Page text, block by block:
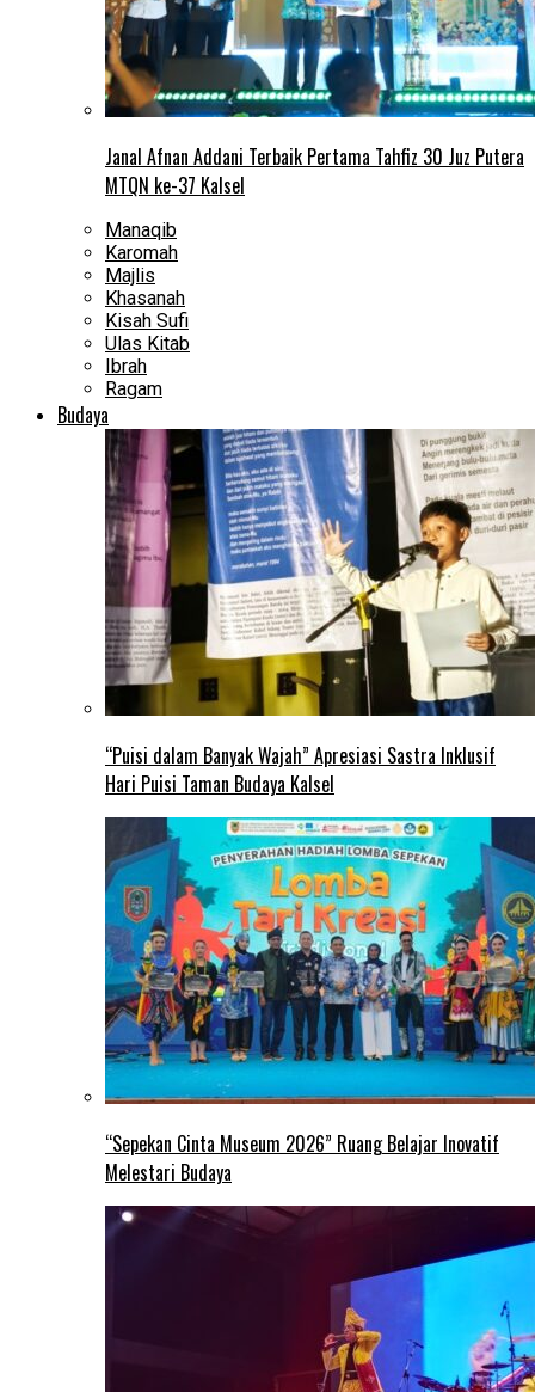
Janal Afnan Addani Terbaik Pertama Tahfiz 30 Juz Putera
MTQN ke-37 Kalsel
Manaqib
Karomah
Majlis
Khasanah
Kisah Sufi
Ulas Kitab
Ibrah
Ragam
Budaya
“Puisi dalam Banyak Wajah” Apresiasi Sastra Inklusif
Hari Puisi Taman Budaya Kalsel
“Sepekan Cinta Museum 2026” Ruang Belajar Inovatif
Melestari Budaya